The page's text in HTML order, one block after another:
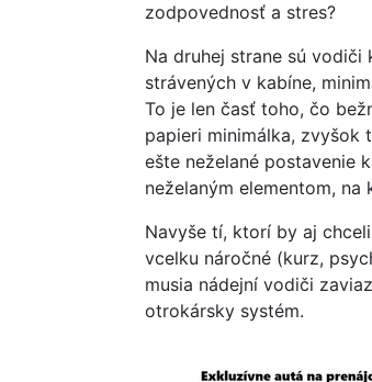
zodpovednosť a stres?
Na druhej strane sú
strávených v kabíne,
To je len časť toho, čo
papieri minimálka, zvyšok
ešte neželané postavenie
neželaným elementom,
Navyše tí, ktorí by aj
vcelku náročné (kurz,
musia nádejní vodiči
otrokársky systém.